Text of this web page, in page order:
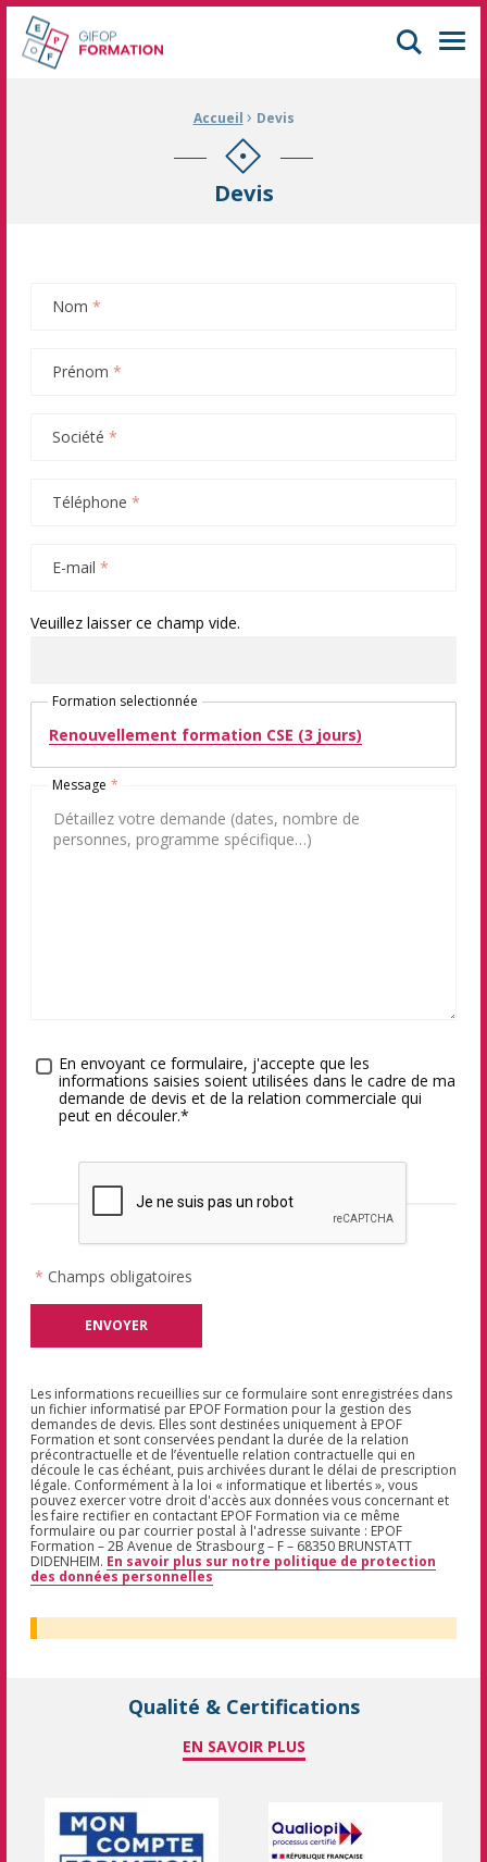
GIFOP Formation Centre de formation continue à Mulhouse
Accueil › Devis
Devis
Nom *
Prénom *
Société *
Téléphone *
E-mail *
Veuillez laisser ce champ vide.
Formation selectionnée
Renouvellement formation CSE (3 jours)
Message *
Traitement des données *
En envoyant ce formulaire, j'accepte que les
informations saisies soient utilisées dans le cadre de ma
demande de devis et de la relation commerciale qui
peut en découler.*
* Champs obligatoires
Les informations recueillies sur ce formulaire sont enregistrées dans
un fichier informatisé par EPOF Formation pour la gestion des
demandes de devis. Elles sont destinées uniquement à EPOF
Formation et sont conservées pendant la durée de la relation
précontractuelle et de l’éventuelle relation contractuelle qui en
découle le cas échéant, puis archivées durant le délai de prescription
légale. Conformément à la loi « informatique et libertés », vous
pouvez exercer votre droit d'accès aux données vous concernant et
les faire rectifier en contactant EPOF Formation via ce même
formulaire ou par courrier postal à l'adresse suivante : EPOF
Formation – 2B Avenue de Strasbourg – F – 68350 BRUNSTATT
DIDENHEIM. En savoir plus sur notre politique de protection
des données personnelles
Qualité & Certifications
EN SAVOIR PLUS